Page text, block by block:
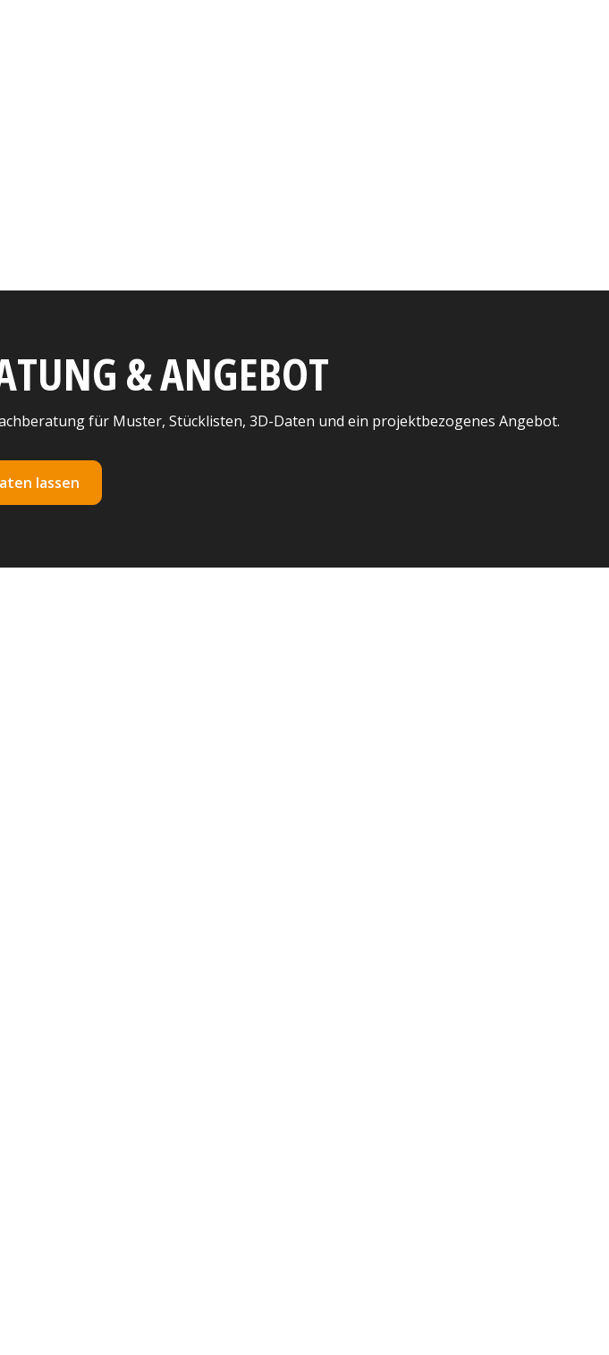
& ANGEBOT
für Muster, Stücklisten, 3D-Daten und ein projektbezogenes Angebot.
lassen